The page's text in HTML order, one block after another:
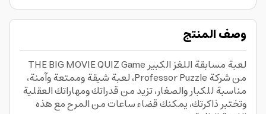
وصف المنتج
لعبة مسابقة اللغز الكبير THE BIG MOVIE QUIZ Game
من شركة Professor Puzzle، لعبة شيقة وممتعة وآمنة،
مناسبة للكبار والصغار، تزيد من قدراتك ومهاراتك العقلية
وتختبر ذاكرتك، يمكنك قضاء ساعات من المرح مع هذه